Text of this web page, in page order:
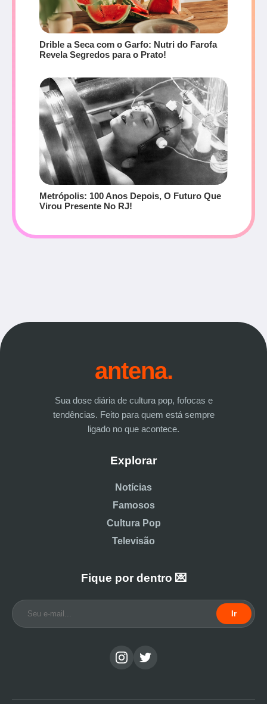
Drible a Seca com o Garfo: Nutri do Farofa
Revela Segredos para o Prato!
Metrópolis: 100 Anos Depois, O Futuro Que
Virou Presente No RJ!
antena.
Sua dose diária de cultura pop, fofocas e
tendências. Feito para quem está sempre
ligado no que acontece.
Explorar
Notícias
Famosos
Cultura Pop
Televisão
Fique por dentro 💌
Ir